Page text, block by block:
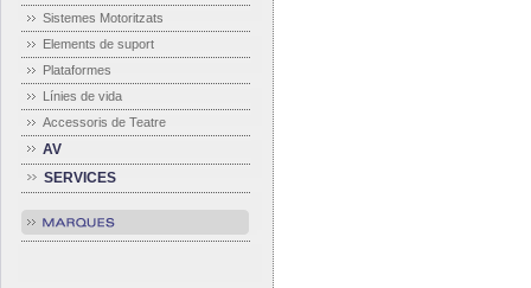
Sistemes Motoritzats
Elements de suport
Plataformes
Línies de vida
Accessoris de Teatre
AV
SERVICES